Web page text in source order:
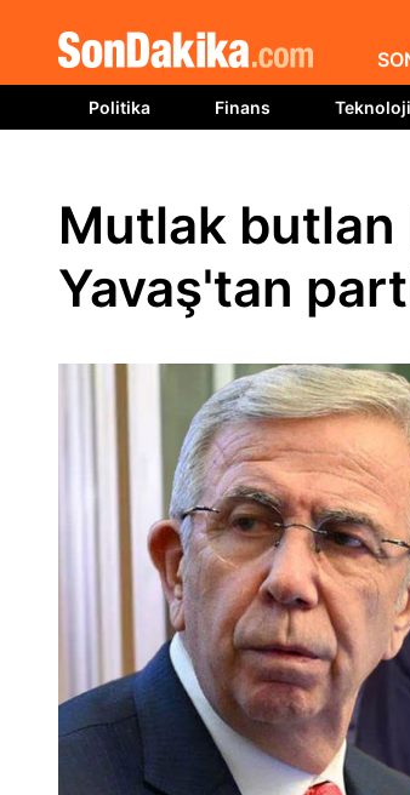
Politika Finans Teknoloji
Mutlak butlan
Yavaş'tan